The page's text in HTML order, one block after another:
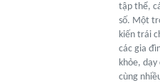
tập thể,
số. Một
kiến trái
các gia
khỏe,
cùng